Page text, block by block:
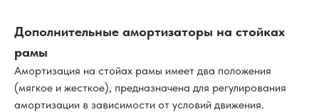
Дополнительные амортизаторы на стойках
рамы
Амортизация на стойах рамы имеет два положения
(мягкое и жесткое), предназначена для регулирования
амортизации в зависимости от условий движения.